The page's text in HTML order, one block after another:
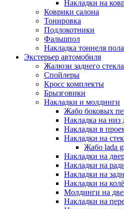
Накладки на
Коврики салона
Тонировка
Подлокотники
Фальшпол
Накладка тоннеля пола
Экстерьер автомобиля
Жалюзи заднего стекла
Спойлеры
Кросс комплекты
Брызговики
Накладки и молдинги
Жабо боковых
Накладка на низ
Накладки в
Накладки на
Жабо lada
Накладки на
Накладки на
Накладки на
Накладки на
Молдинги на
Накладки на